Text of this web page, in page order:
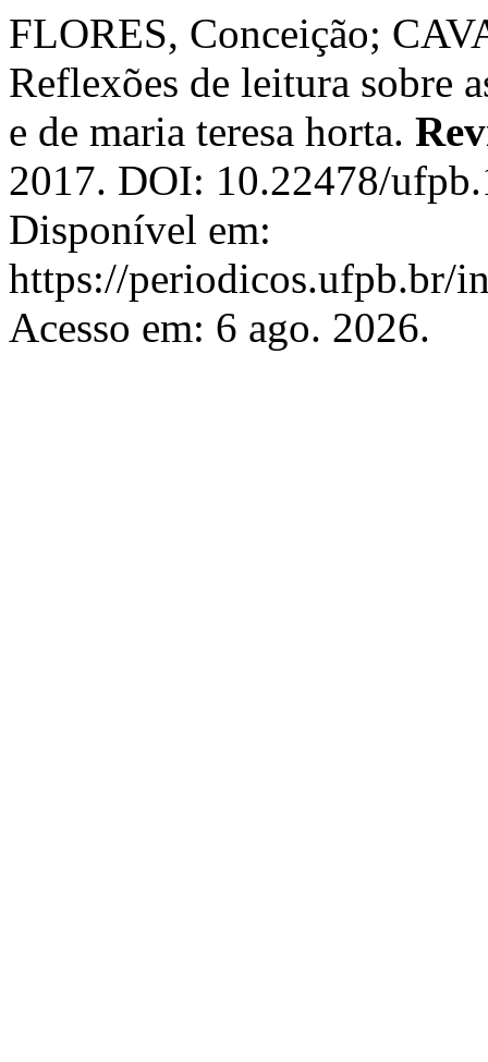
FLORES, Conceição;
Reflexões de leitura sobre
e de maria teresa horta.
2017. DOI: 10.22478/
Disponível em:
https://periodicos.ufpb.br/
Acesso em: 6 ago. 2026.